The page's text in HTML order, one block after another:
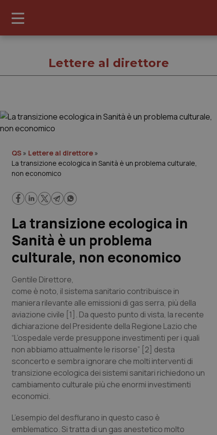
Governo e Parlamento
Regioni e Asl
Lavoro e Professioni
Scienza e Farmaci
Studi e Analisi
Lettere al direttore
Edizioni Regionali
QS Pro
Professionisti Sanitari.AI
Abruzzo
Basilicata
QS Pro Gold
Artrite & artrosi
QS Club Newsletter
Lettere al direttore
QS » Lettere al direttore »
La transizione ecologica in Sanità è un problema culturale,
non economico
La transizione ecologica in
Sanità è un problema
culturale, non economico
Gentile Direttore,
come è noto, il sistema sanitario contribuisce in
maniera rilevante alle emissioni di gas serra, più della
aviazione civile [1]. Da questo punto di vista, la recente
dichiarazione del Presidente della Regione Lazio che
“L’ospedale verde presuppone investimenti per i quali
non abbiamo attualmente le risorse” [2] desta
sconcerto e sembra ignorare che molti interventi di
transizione ecologica dei sistemi sanitari richiedono un
cambiamento culturale più che enormi investimenti
economici.
L’esempio del desflurano in questo caso è
emblematico. Si tratta di un gas anestetico molto